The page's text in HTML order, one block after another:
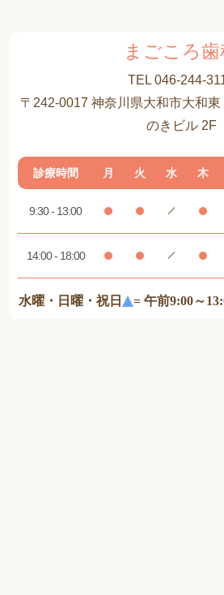
まごころ歯
TEL 046-244-
〒242-0017 神奈川県大和市大和
のきビル 2F
診療時間 月 火 水 木
9:30 - 13:00
14:00 - 18:00
水曜・日曜・祝日 = 午前9:00～